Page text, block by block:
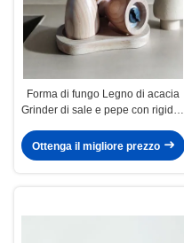
Forma di fungo Legno di acacia
Grinder di sale e pepe con rigidità
Ottenga il migliore prezzo